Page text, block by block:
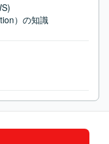
）の知識